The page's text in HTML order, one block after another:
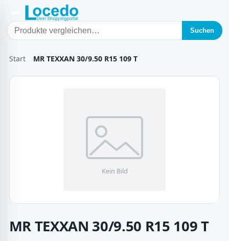
Suchen
Start MR TEXXAN 30/9.50 R15 109 T
MR TEXXAN 30/9.50 R15 109 T